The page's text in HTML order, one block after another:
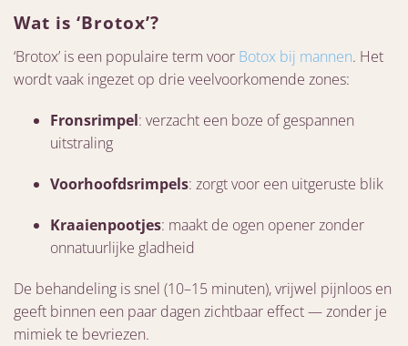
Wat is ‘Brotox’?
‘Brotox’ is een populaire term voor Botox bij mannen. Het
wordt vaak ingezet op drie veelvoorkomende zones:
Fronsrimpel: verzacht een boze of gespannen
uitstraling
Voorhoofdsrimpels: zorgt voor een uitgeruste blik
Kraaienpootjes: maakt de ogen opener zonder
onnatuurlijke gladheid
De behandeling is snel (10–15 minuten), vrijwel pijnloos en
geeft binnen een paar dagen zichtbaar effect — zonder je
mimiek te bevriezen.